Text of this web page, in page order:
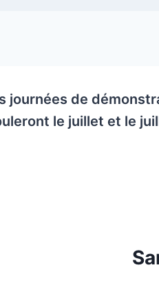
journées de
le juillet et le